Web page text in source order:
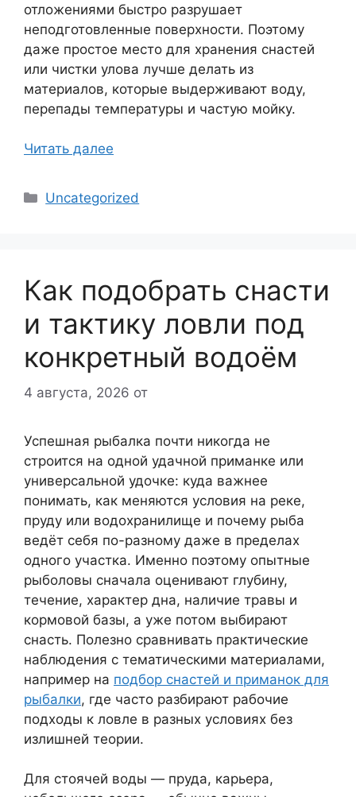
отложениями быстро разрушает
неподготовленные поверхности. Поэтому
даже простое место для хранения снастей
или чистки улова лучше делать из
материалов, которые выдерживают воду,
перепады температуры и частую мойку.
Читать далее
Рубрики
Uncategorized
Как подобрать снасти
и тактику ловли под
конкретный водоём
4 августа, 2026 от
Успешная рыбалка почти никогда не
строится на одной удачной приманке или
универсальной удочке: куда важнее
понимать, как меняются условия на реке,
пруду или водохранилище и почему рыба
ведёт себя по-разному даже в пределах
одного участка. Именно поэтому опытные
рыболовы сначала оценивают глубину,
течение, характер дна, наличие травы и
кормовой базы, а уже потом выбирают
снасть. Полезно сравнивать практические
наблюдения с тематическими материалами,
например на подбор снастей и приманок для
рыбалки, где часто разбирают рабочие
подходы к ловле в разных условиях без
излишней теории.
Для стоячей воды — пруда, карьера,